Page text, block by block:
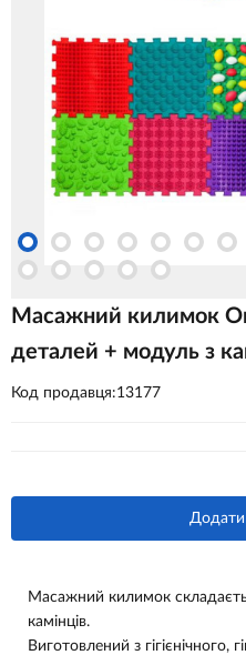
Масажний килимок
деталей + модуль з
Код продавця:13177
Масажний килимок
камінців.
Виготовлений з гігієнічного,